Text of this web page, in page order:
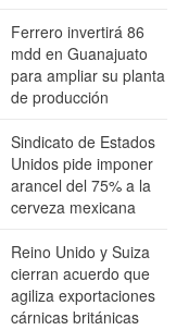
Ferrero invertirá 86
mdd en Guanajuato
para ampliar su planta
de producción
Sindicato de Estados
Unidos pide imponer
arancel del 75% a la
cerveza mexicana
Reino Unido y Suiza
cierran acuerdo que
agiliza exportaciones
cárnicas británicas